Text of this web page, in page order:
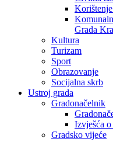
Grada
Kultura
Turizam
Sport
Obrazovanje
Socijalna skrb
Ustroj grada
Gradonačelnik
Izvješća
Gradsko vijeće